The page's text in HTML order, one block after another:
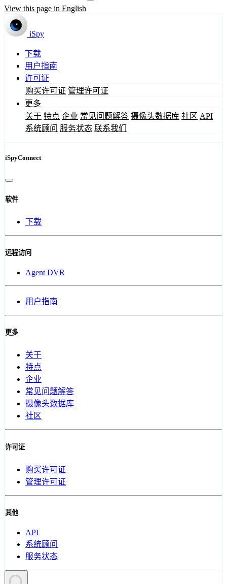
View this page in English
iSpy
下载
用户指南
许可证
购买许可证 管理许可证
更多
关于 特点 企业 常见问题解答 摄像头数据库 社区 API
系统顾问 服务状态 联系我们
iSpyConnect
软件
下载
远程访问
Agent DVR
用户指南
更多
关于
特点
企业
常见问题解答
摄像头数据库
社区
许可证
购买许可证
管理许可证
其他
API
系统顾问
服务状态